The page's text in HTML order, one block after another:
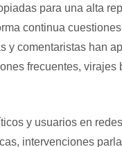
para una alta
continua
y comentaristas han
frecuentes,
y usuarios en
intervenciones